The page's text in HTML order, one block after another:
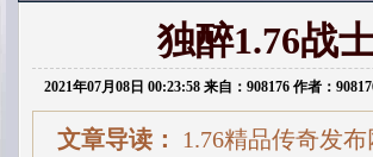
独醉1.76战
2021年07月08日 00:23:58 来自：908176 作者：
文章导读：
1.76精品传奇发